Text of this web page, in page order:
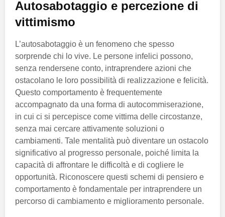
Autosabotaggio e percezione di
vittimismo
L’autosabotaggio è un fenomeno che spesso
sorprende chi lo vive. Le persone infelici possono,
senza rendersene conto, intraprendere azioni che
ostacolano le loro possibilità di realizzazione e felicità.
Questo comportamento è frequentemente
accompagnato da una forma di autocommiserazione,
in cui ci si percepisce come vittima delle circostanze,
senza mai cercare attivamente soluzioni o
cambiamenti. Tale mentalità può diventare un ostacolo
significativo al progresso personale, poiché limita la
capacità di affrontare le difficoltà e di cogliere le
opportunità. Riconoscere questi schemi di pensiero e
comportamento è fondamentale per intraprendere un
percorso di cambiamento e miglioramento personale.